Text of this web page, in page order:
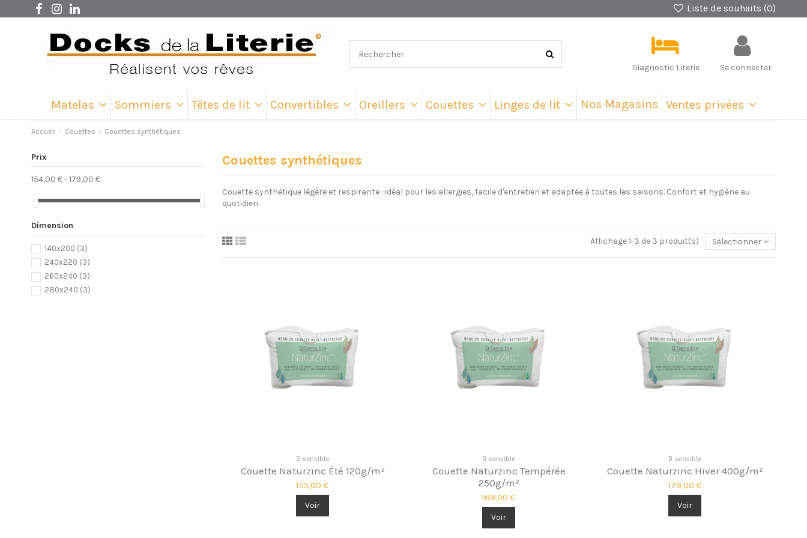
Liste de souhaits (0)
Diagnostic Literie Se connecter
Matelas Sommiers Têtes de lit Convertibles Oreillers Couettes Linges de lit Nos Magasins Ventes privées
Accueil Couettes Couettes synthétiques
Couettes synthétiques
Couette synthétique légère et respirante : idéal pour les allergies, facile d'entretien et adaptée à toutes les saisons. Confort et hygiène au
quotidien.
Affichage 1-3 de 3 produit(s) Sélectionner
B-sensible
Couette Naturzinc Été 120g/m²
155,00 €
Voir
B-sensible
Couette Naturzinc Tempérée
250g/m²
169,00 €
Voir
B-sensible
Couette Naturzinc Hiver 400g/m²
179,00 €
Voir
Prix
154,00 € - 179,00 €
Dimension
140x200 (3)
240x220 (3)
260x240 (3)
280x240 (3)